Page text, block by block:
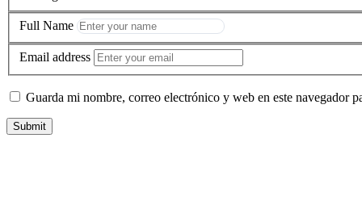
Full Name
Email address
Guarda mi nombre, correo electrónico y web en este navegador